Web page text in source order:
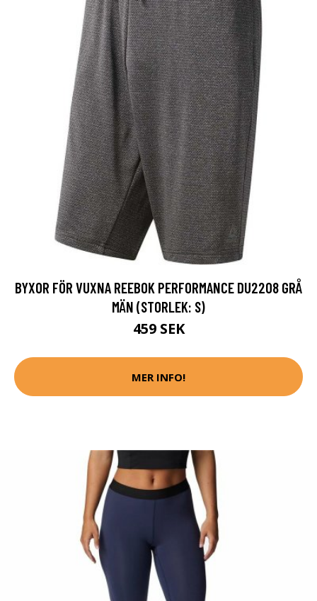
BYXOR FÖR VUXNA REEBOK PERFORMANCE DU2208 GRÅ
MÄN (STORLEK: S)
459 SEK
MER INFO!